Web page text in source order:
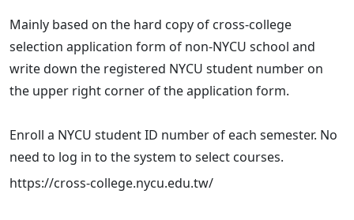
Mainly based on the hard copy of cross-college
selection application form of non-NYCU school and
write down the registered NYCU student number on
the upper right corner of the application form.
Enroll a NYCU student ID number of each semester. No
need to log in to the system to select courses.
https://cross-college.nycu.edu.tw/